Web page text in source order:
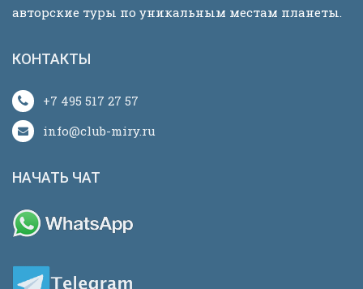
авторские туры по уникальным местам планеты.
КОНТАКТЫ
+7 495 517 27 57
info@club-miry.ru
НАЧАТЬ ЧАТ